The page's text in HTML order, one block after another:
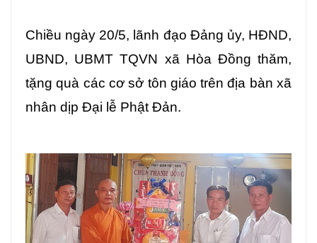
Chiều ngày 20/5, lãnh đạo Đảng ủy, HĐND,
UBND, UBMT TQVN xã Hòa Đồng thăm,
tặng quà các cơ sở tôn giáo trên địa bàn xã
nhân dịp Đại lễ Phật Đản.